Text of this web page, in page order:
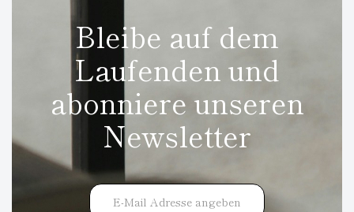
Bleibe auf dem
Laufenden und
abonniere unseren
Newsletter